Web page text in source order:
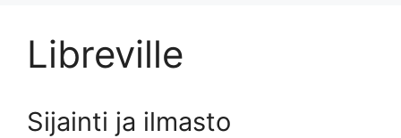
Libreville
Sijainti ja ilmasto